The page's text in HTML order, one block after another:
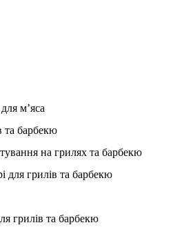
м’яса
та барбекю
на грилях та барбекю
для грилів та барбекю
грилів та барбекю